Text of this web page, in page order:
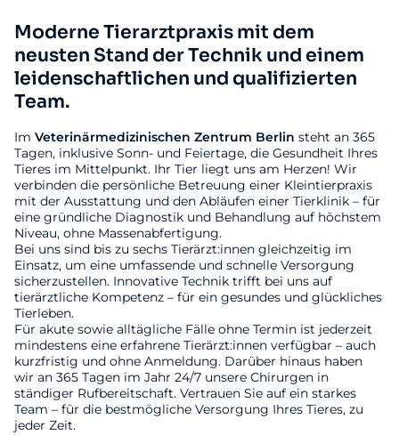
Moderne Tierarztpraxis mit dem
neusten Stand der Technik und einem
leidenschaftlichen und qualifizierten
Team.
Im Veterinärmedizinischen Zentrum Berlin steht an 365
Tagen, inklusive Sonn- und Feiertage, die Gesundheit Ihres
Tieres im Mittelpunkt. Ihr Tier liegt uns am Herzen! Wir
verbinden die persönliche Betreuung einer Kleintierpraxis
mit der Ausstattung und den Abläufen einer Tierklinik – für
eine gründliche Diagnostik und Behandlung auf höchstem
Niveau, ohne Massenabfertigung.
Bei uns sind bis zu sechs Tierärzt:innen gleichzeitig im
Einsatz, um eine umfassende und schnelle Versorgung
sicherzustellen. Innovative Technik trifft bei uns auf
tierärztliche Kompetenz – für ein gesundes und glückliches
Tierleben.
Für akute sowie alltägliche Fälle ohne Termin ist jederzeit
mindestens eine erfahrene Tierärzt:innen verfügbar – auch
kurzfristig und ohne Anmeldung. Darüber hinaus haben
wir an 365 Tagen im Jahr 24/7 unsere Chirurgen in
ständiger Rufbereitschaft. Vertrauen Sie auf ein starkes
Team – für die bestmögliche Versorgung Ihres Tieres, zu
jeder Zeit.